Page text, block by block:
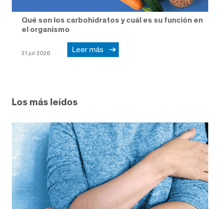
Qué son los carbohidratos y cuál es su función en
el organismo
31 jul 2026 Leer más
Los más leídos